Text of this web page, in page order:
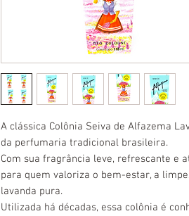
A clássica Colônia Seiva de Alfazema
da perfumaria tradicional brasileira.
Com sua fragrância leve, refrescante e
para quem valoriza o bem-estar, a
lavanda pura.
Utilizada há décadas, essa colônia é